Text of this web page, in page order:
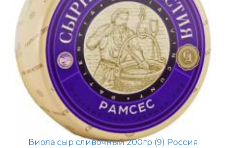
Виола сыр сливочный 200гр (9) Россия